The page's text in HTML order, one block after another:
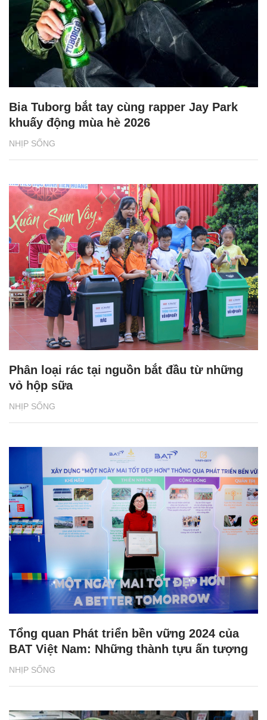
NHỊP SỐNG
Bia Tuborg bắt tay cùng rapper Jay Park
khuấy động mùa hè 2026
NHỊP SỐNG
Phân loại rác tại nguồn bắt đầu từ những
vỏ hộp sữa
NHỊP SỐNG
Tổng quan Phát triển bền vững 2024 của
BAT Việt Nam: Những thành tựu ấn tượng